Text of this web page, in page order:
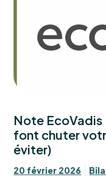
Note EcoVadis
font chuter
éviter)
20 février 2026